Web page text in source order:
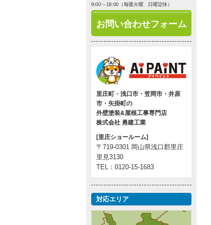
9:00～18:00（毎週火曜、日曜定休）
お問い合わせフォーム
里庄町・浅口市・笠岡市・井原
市・矢掛町の
外壁塗装&屋根工事専門店
株式会社 勇建工業
[里庄ショールーム]
〒719-0301 岡山県浅口郡里庄
里見3130
TEL：0120-15-1683
対応エリア